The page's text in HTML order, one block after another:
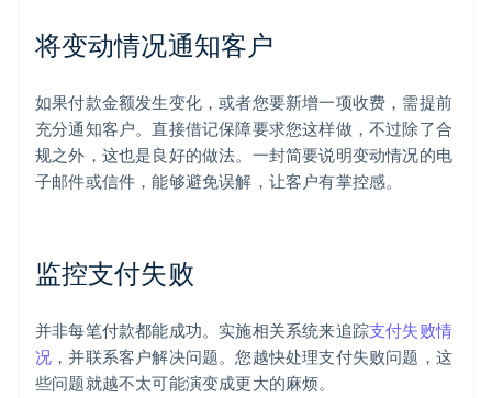
将变动情况通知客户
如果付款金额发生变化，或者您要新增一项收费，需提前
充分通知客户。直接借记保障要求您这样做，不过除了合
规之外，这也是良好的做法。一封简要说明变动情况的电
子邮件或信件，能够避免误解，让客户有掌控感。
监控支付失败
并非每笔付款都能成功。实施相关系统来追踪支付失败情
况 ，并联系客户解决问题。您越快处理支付失败问题，这
些问题就越不太可能演变成更大的麻烦。